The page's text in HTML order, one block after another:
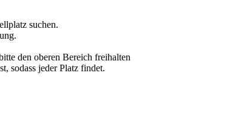
suchen.
den oberen Bereich freihalten
sodass jeder Platz findet.